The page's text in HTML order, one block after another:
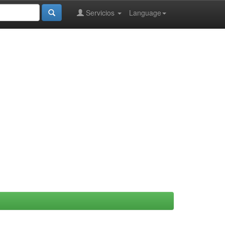
Language
Servicios